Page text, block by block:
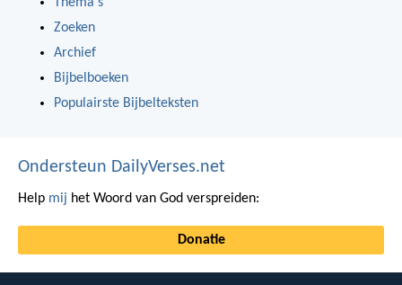
Thema's
Zoeken
Archief
Bijbelboeken
Populairste Bijbelteksten
Ondersteun DailyVerses.net
Help mij het Woord van God verspreiden:
Donatie